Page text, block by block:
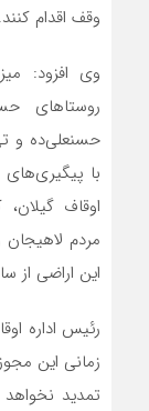
وقف اقدام کنند.
وی افزود:
روستاهای
با پیگیری‌های
اوقاف
مردم
این اراضی از
رئیس اداره
زمانی این
تمدید